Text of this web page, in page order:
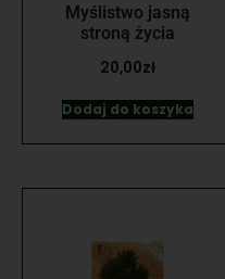
Myślistwo jasną
stroną życia
20,00zł
Dodaj do koszyka